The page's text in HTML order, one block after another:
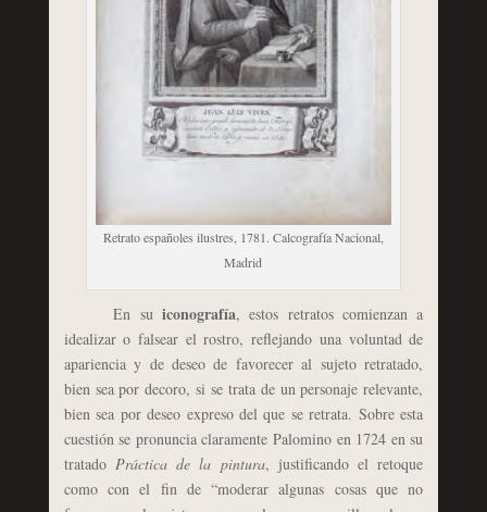
Retrato españoles ilustres, 1781. Calcografía Nacional,
Madrid
En su iconografía, estos retratos comienzan a
idealizar o falsear el rostro, reflejando una voluntad de
apariencia y de deseo de favorecer al sujeto retratado,
bien sea por decoro, si se trata de un personaje relevante,
bien sea por deseo expreso del que se retrata. Sobre esta
cuestión se pronuncia claramente Palomino en 1724 en su
tratado Práctica de la pintura, justificando el retoque
como con el fin de “moderar algunas cosas que no